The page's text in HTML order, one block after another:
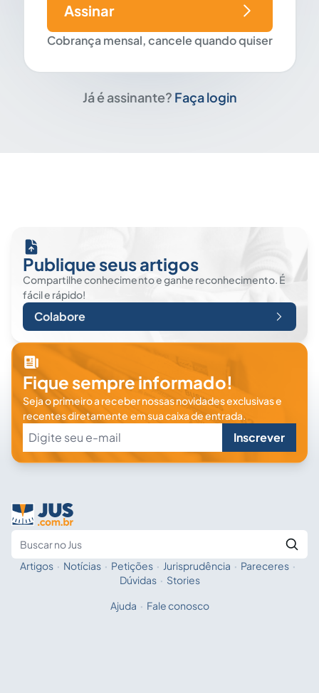
Cobrança mensal, cancele quando quiser
Assinar
Já é assinante? Faça login
Publique seus artigos
Compartilhe conhecimento e ganhe reconhecimento. É
fácil e rápido!
Colabore
Fique sempre informado!
Seja o primeiro a receber nossas novidades exclusivas e
recentes diretamente em sua caixa de entrada.
Inscrever
Fale com a IA
Artigos · Notícias · Petições · Jurisprudência · Pareceres ·
Dúvidas · Stories
Ajuda · Fale conosco